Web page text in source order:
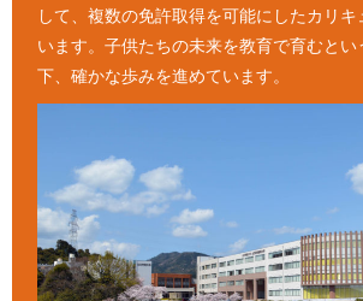
して、複数の免許取得を可能にしたカリキ
います。子供たちの未来を教育で育むとい
下、確かな歩みを進めています。